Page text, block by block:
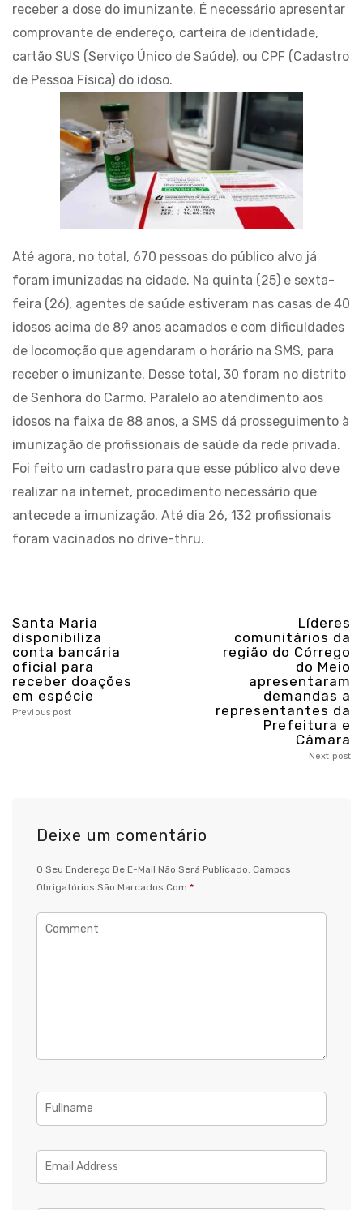
receber a dose do imunizante. É necessário apresentar
comprovante de endereço, carteira de identidade,
cartão SUS (Serviço Único de Saúde), ou CPF (Cadastro
de Pessoa Física) do idoso.
Até agora, no total, 670 pessoas do público alvo já
foram imunizadas na cidade. Na quinta (25) e sexta-
feira (26), agentes de saúde estiveram nas casas de 40
idosos acima de 89 anos acamados e com dificuldades
de locomoção que agendaram o horário na SMS, para
receber o imunizante. Desse total, 30 foram no distrito
de Senhora do Carmo. Paralelo ao atendimento aos
idosos na faixa de 88 anos, a SMS dá prosseguimento à
imunização de profissionais de saúde da rede privada.
Foi feito um cadastro para que esse público alvo deve
realizar na internet, procedimento necessário que
antecede a imunização. Até dia 26, 132 profissionais
foram vacinados no drive-thru.
Santa Maria
disponibiliza
conta bancária
oficial para
receber doações
em espécie
Previous post
Líderes
comunitários da
região do Córrego
do Meio
apresentaram
demandas a
representantes da
Prefeitura e
Câmara
Next post
Deixe um comentário
O Seu Endereço De E-Mail Não Será Publicado. Campos
Obrigatórios São Marcados Com *